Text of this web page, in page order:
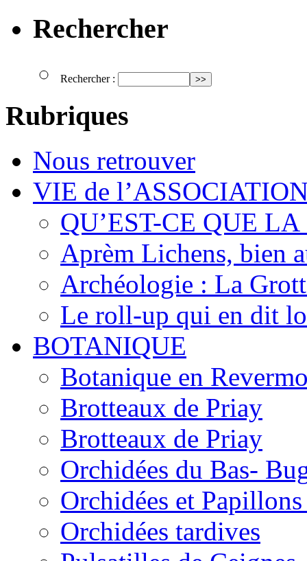
Rechercher
Rechercher :
Rubriques
Nous retrouver
VIE de
QU’EST-CE QUE
Aprèm Lichens, bien
Archéologie : La
Le roll-up qui en dit
BOTANIQUE
Botanique en
Brotteaux de Priay
Brotteaux de Priay
Orchidées du Bas-
Orchidées et
Orchidées tardives